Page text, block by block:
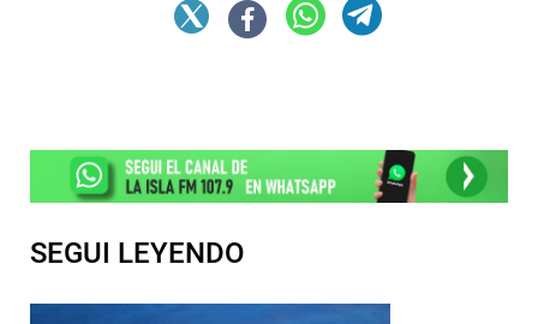
SEGUI LEYENDO